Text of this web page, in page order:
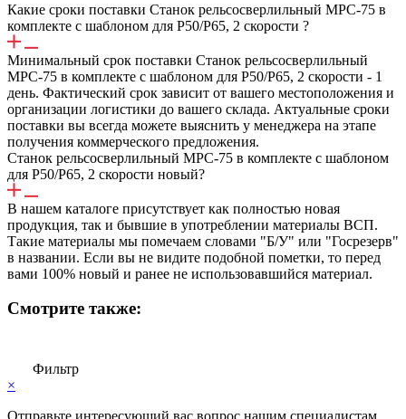
Какие сроки поставки Станок рельсосверлильный МРС-75 в
комплекте с шаблоном для Р50/Р65, 2 скорости ?
Минимальный срок поставки Станок рельсосверлильный
МРС-75 в комплекте с шаблоном для Р50/Р65, 2 скорости - 1
день. Фактический срок зависит от вашего местоположения и
организации логистики до вашего склада. Актуальные сроки
поставки вы всегда можете выяснить у менеджера на этапе
получения коммерческого предложения.
Станок рельсосверлильный МРС-75 в комплекте с шаблоном
для Р50/Р65, 2 скорости новый?
В нашем каталоге присутствует как полностью новая
продукция, так и бывшие в употреблении материалы ВСП.
Такие материалы мы помечаем словами "Б/У" или "Госрезерв"
в названии. Если вы не видите подобной пометки, то перед
вами 100% новый и ранее не использовавшийся материал.
Смотрите также:
Фильтр
×
Отправьте интересующий вас вопрос нашим специалистам